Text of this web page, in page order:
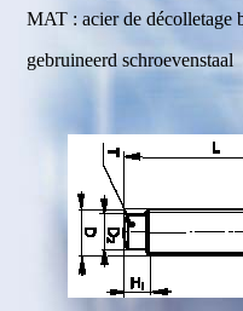
MAT : acier de décolletage
gebruineerd schroevenstaal